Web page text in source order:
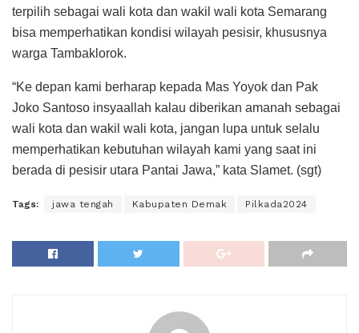
terpilih sebagai wali kota dan wakil wali kota Semarang
bisa memperhatikan kondisi wilayah pesisir, khususnya
warga Tambaklorok.
“Ke depan kami berharap kepada Mas Yoyok dan Pak
Joko Santoso insyaallah kalau diberikan amanah sebagai
wali kota dan wakil wali kota, jangan lupa untuk selalu
memperhatikan kebutuhan wilayah kami yang saat ini
berada di pesisir utara Pantai Jawa,” kata Slamet. (sgt)
Tags: jawa tengah Kabupaten Demak Pilkada2024